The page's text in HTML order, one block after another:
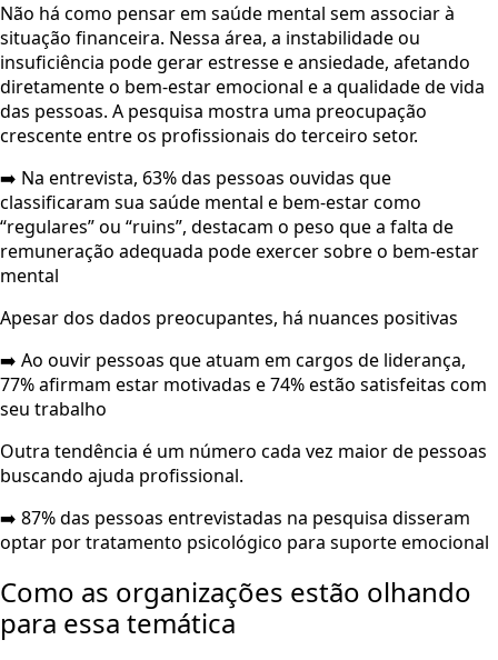
Não há como pensar em saúde mental sem associar à
situação financeira. Nessa área, a instabilidade ou
insuficiência pode gerar estresse e ansiedade, afetando
diretamente o bem-estar emocional e a qualidade de vida
das pessoas. A pesquisa mostra uma preocupação
crescente entre os profissionais do terceiro setor.
➡️ Na entrevista, 63% das pessoas ouvidas que
classificaram sua saúde mental e bem-estar como
“regulares” ou “ruins”, destacam o peso que a falta de
remuneração adequada pode exercer sobre o bem-estar
mental
Apesar dos dados preocupantes, há nuances positivas
➡️ Ao ouvir pessoas que atuam em cargos de liderança,
77% afirmam estar motivadas e 74% estão satisfeitas com
seu trabalho
Outra tendência é um número cada vez maior de pessoas
buscando ajuda profissional.
➡️ 87% das pessoas entrevistadas na pesquisa disseram
optar por tratamento psicológico para suporte emocional
Como as organizações estão olhando
para essa temática